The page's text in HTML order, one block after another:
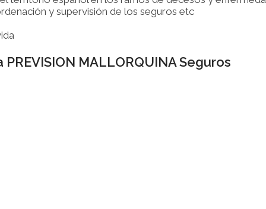
y supervisión de los seguros etc
MALLORQUINA Seguros